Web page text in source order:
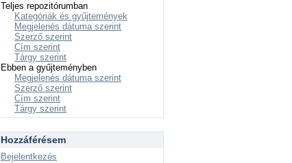
Teljes repozitórumban
Kategóriák és gyűjtemények
Megjelenés dátuma szerint
Szerző szerint
Cím szerint
Tárgy szerint
Ebben a gyűjteményben
Megjelenés dátuma szerint
Szerző szerint
Cím szerint
Tárgy szerint
Hozzáférésem
Bejelentkezés